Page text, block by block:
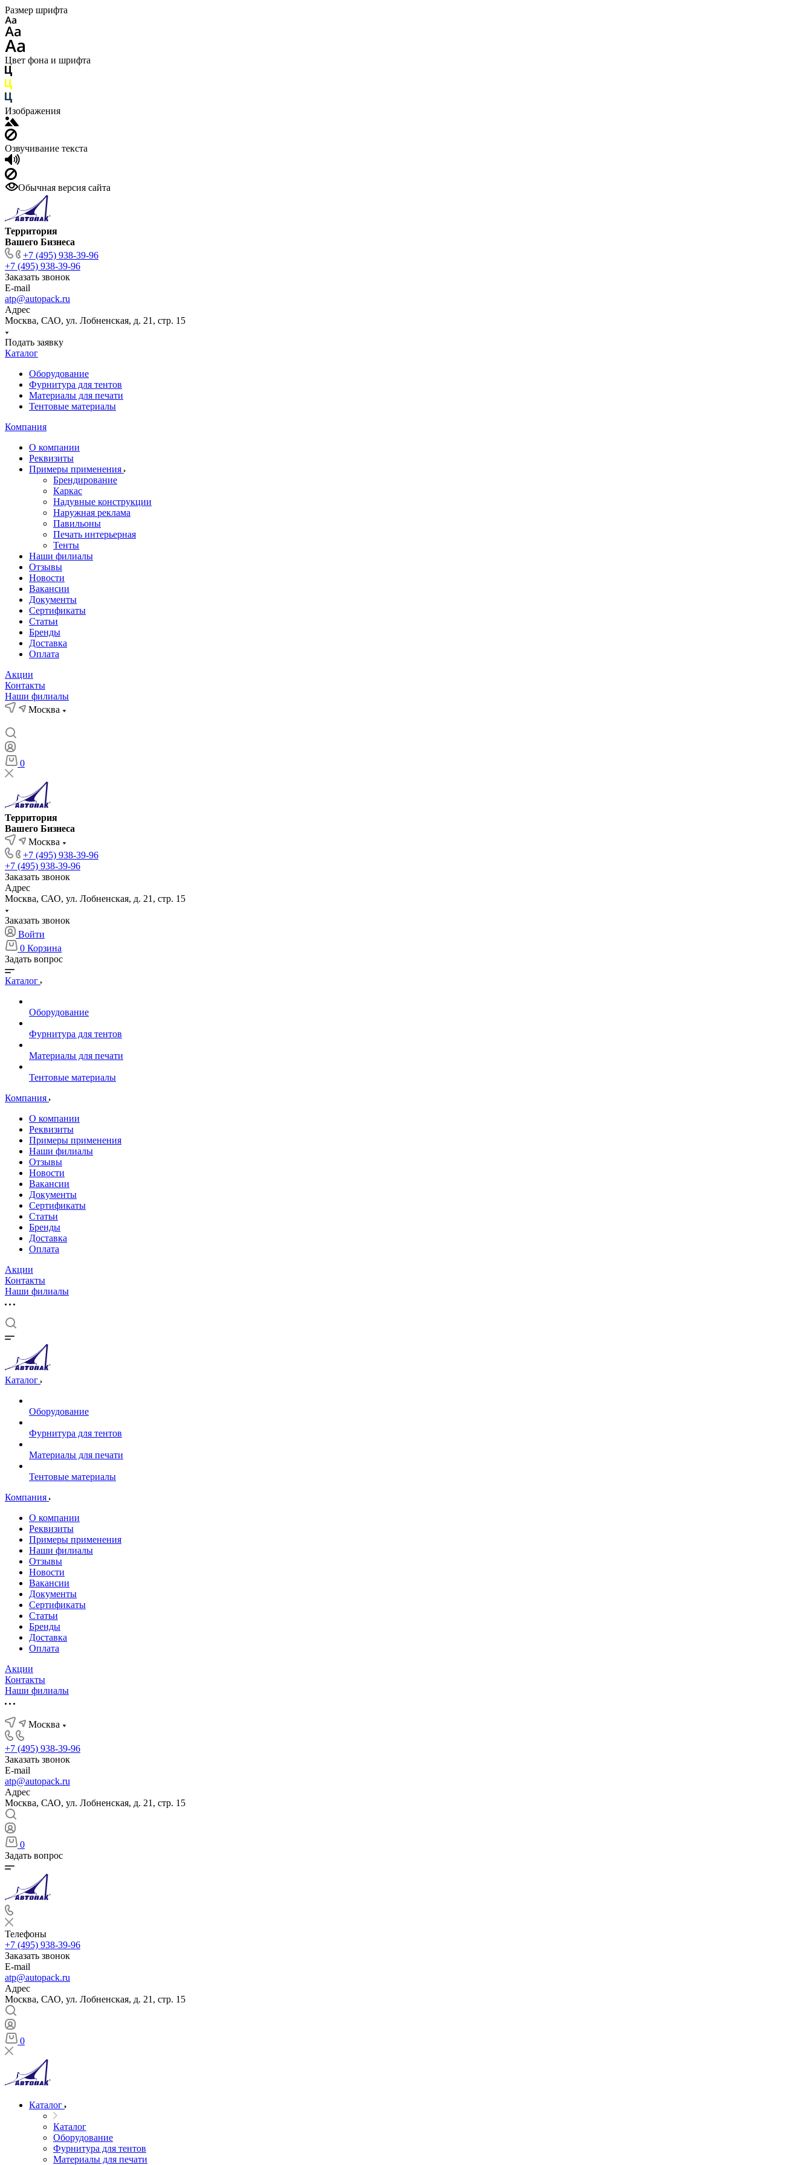
Размер шрифта
Цвет фона и шрифта
Изображения
Озвучивание текста
Обычная версия сайта
Территория
Вашего Бизнеса
+7 (495) 938-39-96
+7 (495) 938-39-96
Заказать звонок
E-mail
atp@autopack.ru
Адрес
Москва, САО, ул. Лобненская, д. 21, стр. 15
Подать заявку
Каталог
Оборудование
Фурнитура для тентов
Материалы для печати
Тентовые материалы
Компания
О компании
Реквизиты
Примеры применения
Брендирование
Каркас
Надувные конструкции
Наружная реклама
Павильоны
Печать интерьерная
Тенты
Наши филиалы
Отзывы
Новости
Вакансии
Документы
Cертификаты
Статьи
Бренды
Доставка
Оплата
Акции
Контакты
Наши филиалы
Москва
0
Территория
Вашего Бизнеса
Москва
+7 (495) 938-39-96
+7 (495) 938-39-96
Заказать звонок
Адрес
Москва, САО, ул. Лобненская, д. 21, стр. 15
Заказать звонок
Войти
0 Корзина
Задать вопрос
Каталог
Оборудование
Фурнитура для тентов
Материалы для печати
Тентовые материалы
Компания
О компании
Реквизиты
Примеры применения
Наши филиалы
Отзывы
Новости
Вакансии
Документы
Cертификаты
Статьи
Бренды
Доставка
Оплата
Акции
Контакты
Наши филиалы
Каталог
Оборудование
Фурнитура для тентов
Материалы для печати
Тентовые материалы
Компания
О компании
Реквизиты
Примеры применения
Наши филиалы
Отзывы
Новости
Вакансии
Документы
Cертификаты
Статьи
Бренды
Доставка
Оплата
Акции
Контакты
Наши филиалы
Москва
+7 (495) 938-39-96
Заказать звонок
E-mail
atp@autopack.ru
Адрес
Москва, САО, ул. Лобненская, д. 21, стр. 15
0
Задать вопрос
Телефоны
+7 (495) 938-39-96
Заказать звонок
E-mail
atp@autopack.ru
Адрес
Москва, САО, ул. Лобненская, д. 21, стр. 15
0
Каталог
Каталог
Оборудование
Фурнитура для тентов
Материалы для печати